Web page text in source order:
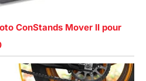
ConStands Mover II pour